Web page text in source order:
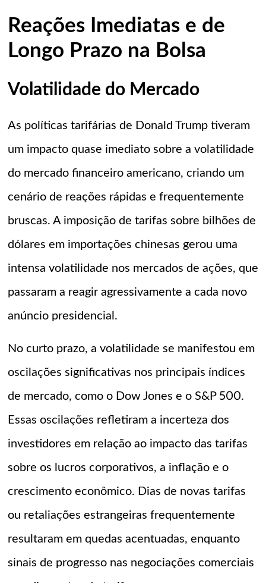
Reações Imediatas e de
Longo Prazo na Bolsa
Volatilidade do Mercado
As políticas tarifárias de Donald Trump tiveram
um impacto quase imediato sobre a volatilidade
do mercado financeiro americano, criando um
cenário de reações rápidas e frequentemente
bruscas. A imposição de tarifas sobre bilhões de
dólares em importações chinesas gerou uma
intensa volatilidade nos mercados de ações, que
passaram a reagir agressivamente a cada novo
anúncio presidencial.
No curto prazo, a volatilidade se manifestou em
oscilações significativas nos principais índices
de mercado, como o Dow Jones e o S&P 500.
Essas oscilações refletiram a incerteza dos
investidores em relação ao impacto das tarifas
sobre os lucros corporativos, a inflação e o
crescimento econômico. Dias de novas tarifas
ou retaliações estrangeiras frequentemente
resultaram em quedas acentuadas, enquanto
sinais de progresso nas negociações comerciais